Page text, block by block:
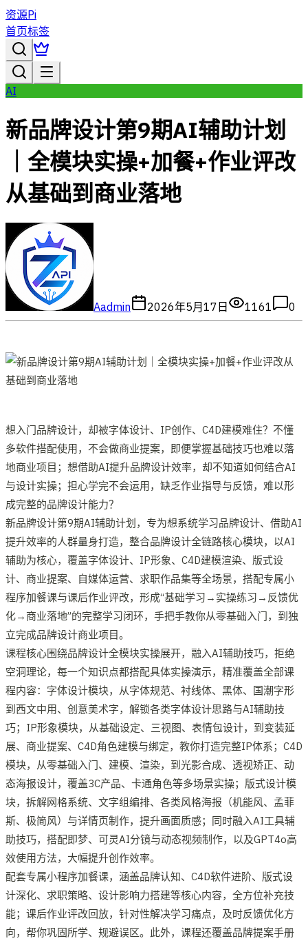
资源Pi
首页标签
AI
新品牌设计第9期AI辅助计划
｜全模块实操+加餐+作业评改
从基础到商业落地
Aadmin 2026年5月17日 1161 0
想入门品牌设计，却被字体设计、IP创作、C4D建模难住？不懂
多软件搭配使用，不会做商业提案，即便掌握基础技巧也难以落
地商业项目；想借助AI提升品牌设计效率，却不知道如何结合AI
与设计实操；担心学完不会运用，缺乏作业指导与反馈，难以形
成完整的品牌设计能力？
新品牌设计第9期AI辅助计划，专为想系统学习品牌设计、借助AI
提升效率的人群量身打造，整合品牌设计全链路核心模块，以AI
辅助为核心，覆盖字体设计、IP形象、C4D建模渲染、版式设
计、商业提案、自媒体运营、求职作品集等全场景，搭配专属小
程序加餐课与课后作业评改，形成“基础学习→实操练习→反馈优
化→商业落地”的完整学习闭环，手把手教你从零基础入门，到独
立完成品牌设计商业项目。
课程核心围绕品牌设计全模块实操展开，融入AI辅助技巧，拒绝
空洞理论，每一个知识点都搭配具体实操演示，精准覆盖全部课
程内容：字体设计模块，从字体规范、衬线体、黑体、国潮字形
到西文中用、创意美术字，解锁各类字体设计思路与AI辅助技
巧；IP形象模块，从基础设定、三视图、表情包设计，到变装延
展、商业提案、C4D角色建模与绑定，教你打造完整IP体系；C4D
模块，从零基础入门、建模、渲染，到光影合成、透视矫正、动
态海报设计，覆盖3C产品、卡通角色等多场景实操；版式设计模
块，拆解网格系统、文字组编排、各类风格海报（机能风、孟菲
斯、极简风）与详情页制作，提升画面质感；同时融入AI工具辅
助技巧，搭配即梦、可灵AI分镜与动态视频制作，以及GPT4o高
效使用方法，大幅提升创作效率。
配套专属小程序加餐课，涵盖品牌认知、C4D软件进阶、版式设
计深化、求职策略、设计影响力搭建等核心内容，全方位补充技
能；课后作业评改回放，针对性解决学习痛点，及时反馈优化方
向，帮你巩固所学、规避误区。此外，课程还覆盖品牌提案手册